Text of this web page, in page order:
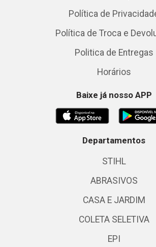
Política de
Política de Troca e
Politica de Entregas
Horários
Baixe já nosso APP
Departamentos
STIHL
ABRASIVOS
CASA E JARDIM
COLETA SELETIVA
EPI